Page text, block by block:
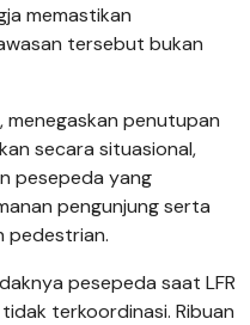
memastikan
tersebut bukan
menegaskan penutupan
secara situasional,
pesepeda yang
pengunjung serta
pedestrian.
pesepeda saat LFR
terkoordinasi. Ribuan